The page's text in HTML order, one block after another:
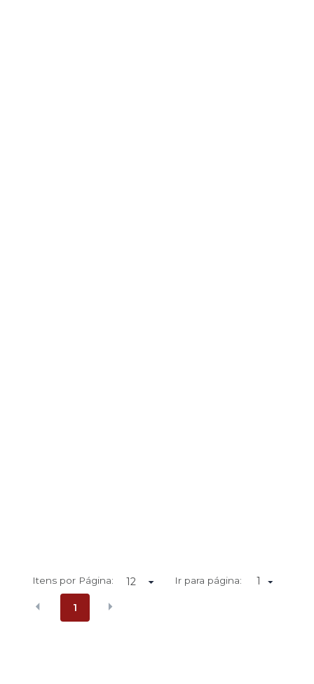
Itens por Página: Ir para página: 1
1